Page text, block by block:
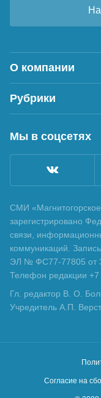
О компании
Рубрики
Мы в соцсетях
СМИ
зарегистрировано
связи,
коммуникаций.
ЭЛ № ФС77-77805 от
Телефон редакции
Гл. редактор В. О.
Учредитель А.П.
Согласие на